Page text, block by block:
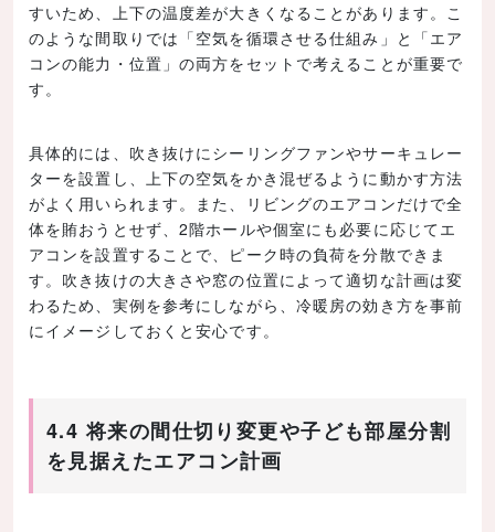
すいため、上下の温度差が大きくなることがあります。こ
のような間取りでは「空気を循環させる仕組み」と「エア
コンの能力・位置」の両方をセットで考えることが重要で
す。
具体的には、吹き抜けにシーリングファンやサーキュレー
ターを設置し、上下の空気をかき混ぜるように動かす方法
がよく用いられます。また、リビングのエアコンだけで全
体を賄おうとせず、2階ホールや個室にも必要に応じてエ
アコンを設置することで、ピーク時の負荷を分散できま
す。吹き抜けの大きさや窓の位置によって適切な計画は変
わるため、実例を参考にしながら、冷暖房の効き方を事前
にイメージしておくと安心です。
4.4 将来の間仕切り変更や子ども部屋分割
を見据えたエアコン計画